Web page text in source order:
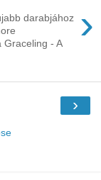
›
darabjához
Graceling - A
›